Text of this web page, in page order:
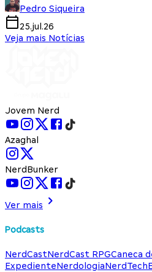
Pedro Siqueira
25.jul.26
Veja mais Notícias
Jovem Nerd
Azaghal
NerdBunker
Ver mais
Podcasts
NerdCastNerdCast RPGCaneca
ExpedienteNerdologiaNerdTech